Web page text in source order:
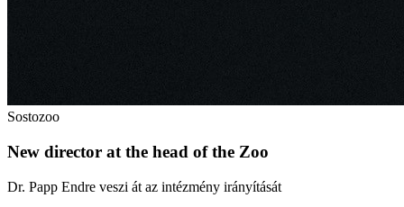
Sostozoo
New director at the head of the Zoo
Dr. Papp Endre veszi át az intézmény irányítását